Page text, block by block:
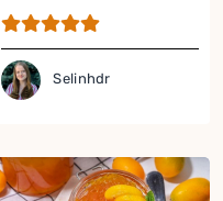
Selinhdr